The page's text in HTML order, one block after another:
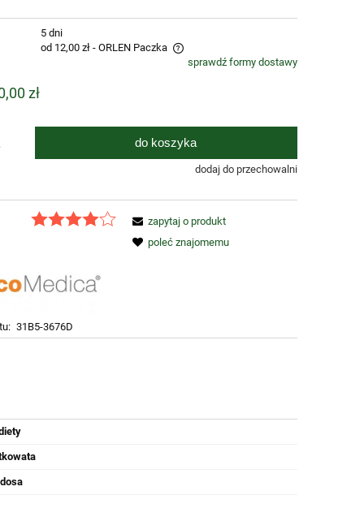
5 dni
od 12,00 zł - ORLEN Paczka
zawiera ewentualnych kosztów
sprawdź formy dostawy
zł
do koszyka
dodaj do przechowalni
31B5-3676D
zapytaj o produkt
poleć znajomemu